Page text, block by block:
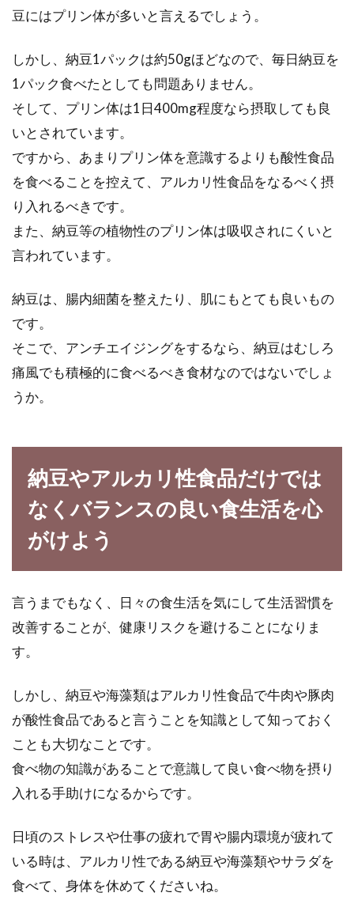
豆にはプリン体が多いと言えるでしょう。
しかし、納豆1パックは約50gほどなので、毎日納豆を
1パック食べたとしても問題ありません。
そして、プリン体は1日400mg程度なら摂取しても良
いとされています。
ですから、あまりプリン体を意識するよりも酸性食品
を食べることを控えて、アルカリ性食品をなるべく摂
り入れるべきです。
また、納豆等の植物性のプリン体は吸収されにくいと
言われています。
納豆は、腸内細菌を整えたり、肌にもとても良いもの
です。
そこで、アンチエイジングをするなら、納豆はむしろ
痛風でも積極的に食べるべき食材なのではないでしょ
うか。
納豆やアルカリ性食品だけでは
なくバランスの良い食生活を心
がけよう
言うまでもなく、日々の食生活を気にして生活習慣を
改善することが、健康リスクを避けることになりま
す。
しかし、納豆や海藻類はアルカリ性食品で牛肉や豚肉
が酸性食品であると言うことを知識として知っておく
ことも大切なことです。
食べ物の知識があることで意識して良い食べ物を摂り
入れる手助けになるからです。
日頃のストレスや仕事の疲れで胃や腸内環境が疲れて
いる時は、アルカリ性である納豆や海藻類やサラダを
食べて、身体を休めてくださいね。